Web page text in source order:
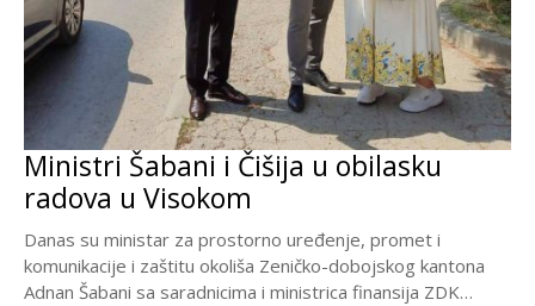
Ministri Šabani i Čišija u obilasku
radova u Visokom
Danas su ministar za prostorno uređenje, promet i
komunikacije i zaštitu okoliša Zeničko-dobojskog kantona
Adnan Šabani sa saradnicima i ministrica finansija ZDK